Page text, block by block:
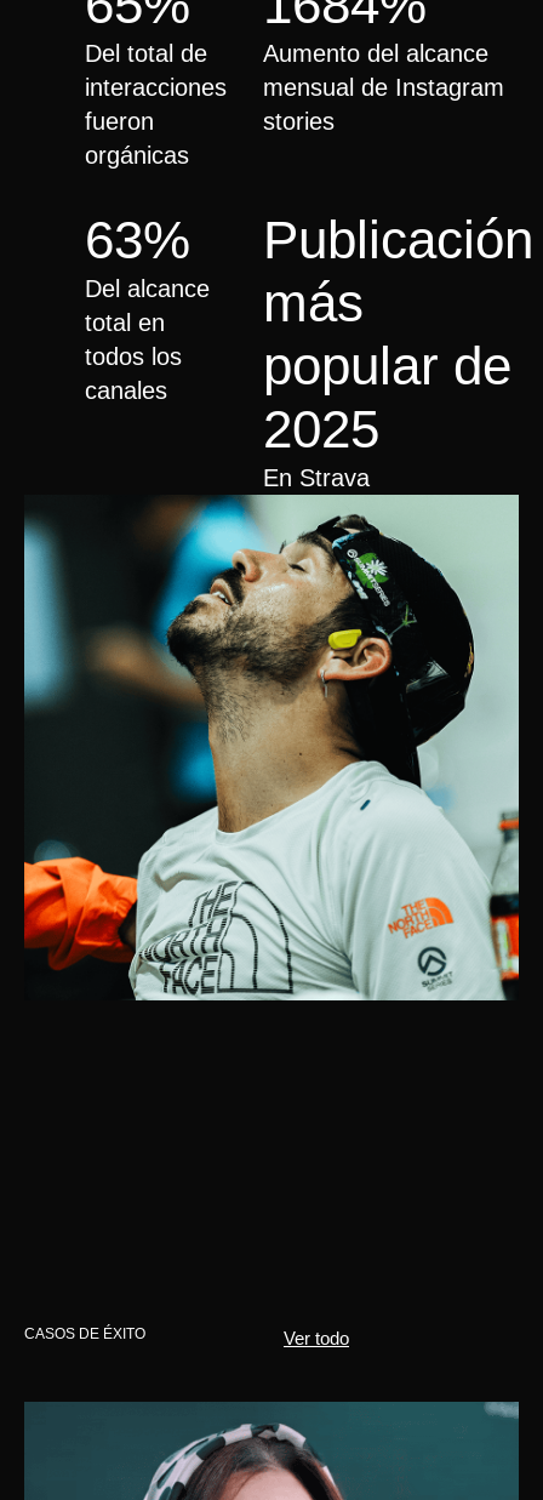
Del total de
interacciones
fueron
orgánicas
Aumento del alcance
mensual de Instagram
stories
63%
Del alcance
total en
todos los
canales
Publicación
más
popular de
2025
En Strava
CASOS DE ÉXITO Ver todo